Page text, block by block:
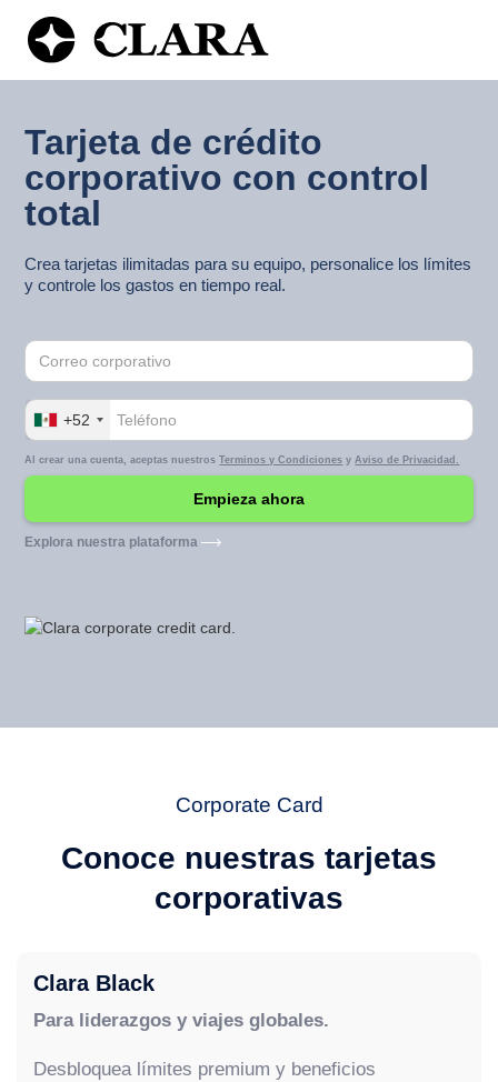
Tarjeta de crédito
corporativo con control
total
Crea tarjetas ilimitadas para su equipo, personalice los límites
y controle los gastos en tiempo real.
+52
Al crear una cuenta, aceptas nuestrosTerminos y Condiciones yAviso de Privacidad.
Explora nuestra plataforma
Corporate Card
Conoce nuestras tarjetas
corporativas
Clara Black
Para liderazgos y viajes globales.
Desbloquea límites premium y beneficios